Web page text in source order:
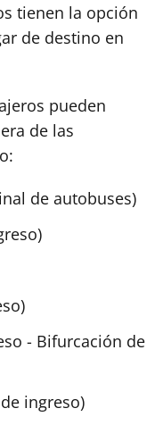
tienen la opción
de destino en
pueden
de las
de autobuses)
- Bifurcación de
ingreso)